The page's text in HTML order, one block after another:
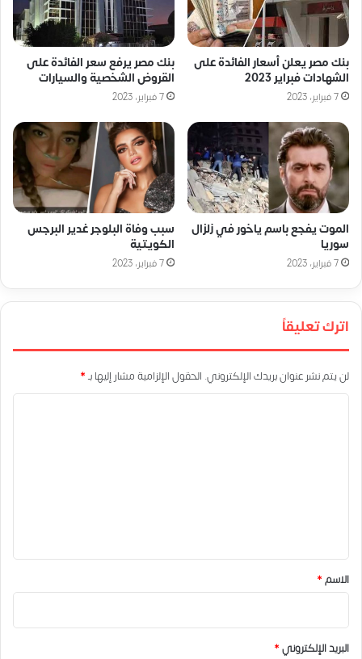
بنك مصر يعلن أسعار الفائدة على
الشهادات فبراير 2023
7 فبراير، 2023
بنك مصر يرفع سعر الفائدة على
القروض الشخصية والسيارات
7 فبراير، 2023
الموت يفجع باسم ياخور في زلزال
سوريا
7 فبراير، 2023
سبب وفاة البلوجر غدير البرجس
الكويتية
7 فبراير، 2023
اترك تعليقاً
لن يتم نشر عنوان بريدك الإلكتروني. الحقول الإلزامية مشار إليها بـ*
*
الاسم*
البريد الإلكتروني*